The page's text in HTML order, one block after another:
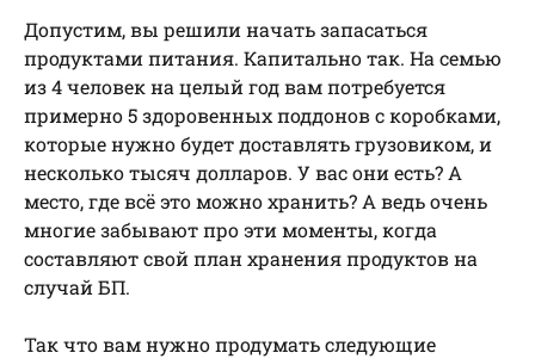
Допустим, вы решили начать запасаться
продуктами питания. Капитально так. На семью
из 4 человек на целый год вам потребуется
примерно 5 здоровенных поддонов с коробками,
которые нужно будет доставлять грузовиком, и
несколько тысяч долларов. У вас они есть? А
место, где всё это можно хранить? А ведь очень
многие забывают про эти моменты, когда
составляют свой план хранения продуктов на
случай БП.
Так что вам нужно продумать следующие